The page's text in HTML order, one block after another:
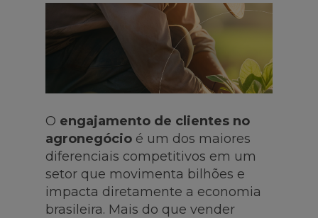
O engajamento de clientes no
agronegócio é um dos maiores
diferenciais competitivos em um
setor que movimenta bilhões e
impacta diretamente a economia
brasileira. Mais do que vender